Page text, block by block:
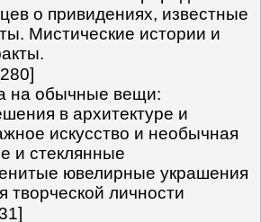
о привидениях, известные
Мистические истории и
на обычные вещи:
в архитектуре и
искусство и необычная
и стеклянные
ювелирные украшения
творческой личности